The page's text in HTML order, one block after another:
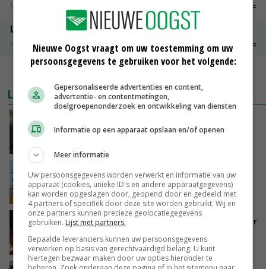
Noteringen
Uien Middenmeer Geel 30-60% grof
Noteringen
€ 0,00~ € 0,00
LAATSTE NIEUWS
zorgen voor meer balans’
Internationale vraag naar geitenzuivel blijft
groot: Nederland in Europese top
VANDAAG, 15:33
Vlaamse varkensstapel krimpt, pluimveesector
VANDAAG, 15:20
Nieuwe Oogst vraagt om uw toestemming om uw
persoonsgegevens te gebruiken voor het volgende:
Gepersonaliseerde advertenties en content,
advertentie- en contentmetingen,
doelgroepenonderzoek en ontwikkeling van diensten
Informatie op een apparaat opslaan en/of openen
Meer informatie
Uw persoonsgegevens worden verwerkt en informatie van uw
apparaat (cookies, unieke ID's en andere apparaatgegevens)
kan worden opgeslagen door, geopend door en gedeeld met
4 partners of specifiek door deze site worden gebruikt. Wij en
onze partners kunnen precieze geolocatiegegevens
gebruiken. Lijst met partners.
Bepaalde leveranciers kunnen uw persoonsgegevens
verwerken op basis van gerechtvaardigd belang. U kunt
hiertegen bezwaar maken door uw opties hieronder te